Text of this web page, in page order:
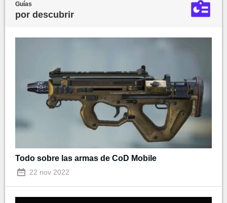
Guías
por descubrir
Todo sobre las armas de CoD Mobile
22 nov 2022